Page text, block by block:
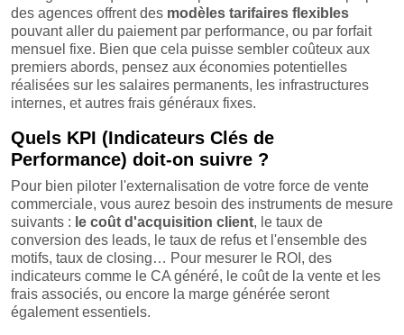
des agences offrent des modèles tarifaires flexibles
pouvant aller du paiement par performance, ou par forfait
mensuel fixe. Bien que cela puisse sembler coûteux aux
premiers abords, pensez aux économies potentielles
réalisées sur les salaires permanents, les infrastructures
internes, et autres frais généraux fixes.
Quels KPI (Indicateurs Clés de
Performance) doit-on suivre ?
Pour bien piloter l'externalisation de votre force de vente
commerciale, vous aurez besoin des instruments de mesure
suivants : le coût d'acquisition client, le taux de
conversion des leads, le taux de refus et l'ensemble des
motifs, taux de closing… Pour mesurer le ROI, des
indicateurs comme le CA généré, le coût de la vente et les
frais associés, ou encore la marge générée seront
également essentiels.